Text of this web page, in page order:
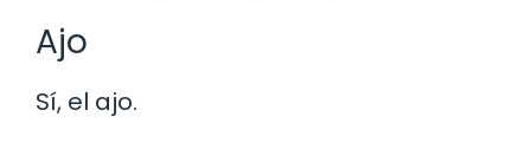
Ajo
Sí, el ajo.